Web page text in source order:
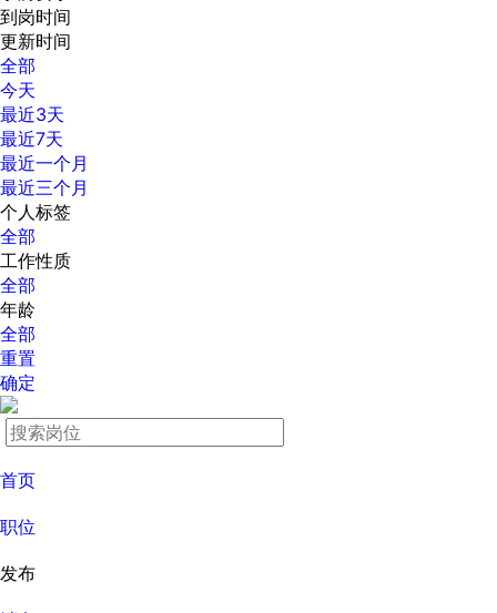
到岗时间
更新时间
全部
今天
最近3天
最近7天
最近一个月
最近三个月
个人标签
全部
工作性质
全部
年龄
全部
重置
确定
首页
职位
发布